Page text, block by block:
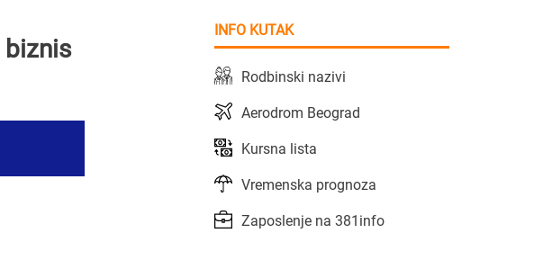
biznis
INFO KUTAK
Rodbinski nazivi
Aerodrom Beograd
Kursna lista
Vremenska prognoza
Zaposlenje na 381info